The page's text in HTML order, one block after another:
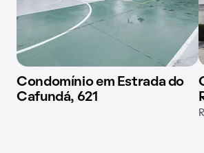
Condomínio em Estrada do
Cafundá, 621